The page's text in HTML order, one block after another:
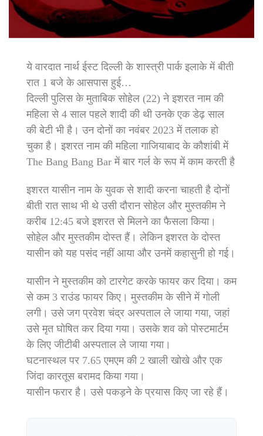
ये वारदात नार्थ ईस्ट दिल्ली के शास्त्री पार्क इलाके में बीती
रात 1 बजे के आसपास हुई…
दिल्ली पुलिस के मुताबिक सोहेल (22) ने इशरत नाम की
महिला से 4 साल पहले शादी की थी उनके एक डेढ़ साल
की बेटी भी है। उन दोनों का नवंबर 2023 में तलाक हो
चुका है। इशरत नाम की महिला गाजियाबाद के कौशांबी में
The Bang Bang Bar में बार गर्ल के रूप में काम करती है
इशरत यासीन नाम के युवक से शादी करना चाहती है दोनों
बीती रात साथ भी थे उसी दौरान सोहेल और मुस्तकीम ने
करीब 12:45 बजे इशरत से मिलने का फैसला किया।
सोहेल और मुस्तकीम दोस्त हैं। लेकिन इशरत के दोस्त
यासीन को यह पसंद नहीं आया और उनमें कहासुनी हो गई।
यासीन ने मुस्तकीम को टारगेट करके फायर कर दिया। कम
से कम 3 राउंड फायर किए। मुस्तकीम के सीने में गोली
लगी। उसे जग प्रवेश चंद्र अस्पताल ले जाया गया, जहां
उसे मृत घोषित कर दिया गया। उसके शव को पोस्टमार्टम
के लिए जीटीबी अस्पताल ले जाया गया।
घटनास्थल पर 7.65 एमएम की 2 खाली खोखे और एक
जिंदा कारतूस बरामद किया गया।
यासीन फरार है। उसे पकड़ने के प्रयास किए जा रहे हैं।